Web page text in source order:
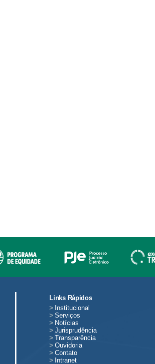
Links Rápidos
> Institucional
> Serviços
> Notícias
> Jurisprudência
> Transparência
> Ouvidoria
> Contato
> Intranet